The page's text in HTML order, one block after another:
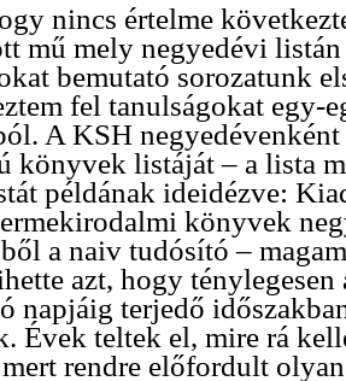
nincs értelme
mű mely negyedévi
bemutató sorozatunk
fel tanulságokat egy-
A KSH negyedévenként
könyvek listáját – a lista
példának ideidézve:
könyvek
a naiv tudósító –
azt, hogy
napjáig terjedő
Évek teltek el, mire rá
rendre előfordult